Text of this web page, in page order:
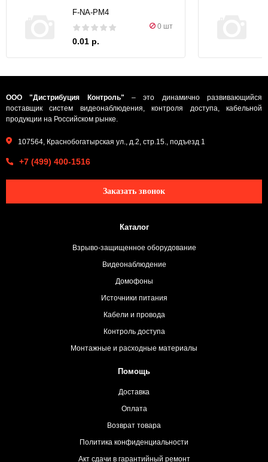
F-NA-PM4
0 шт
0.01 р.
ООО "Дистрибуция Контроль" – это динамично развивающийся
поставщик систем видеонаблюдения, контроля доступа, кабельной
продукции на Российском рынке.
107564, Краснобогатырская ул., д.2, стр.15., подъезд 1
+7 (499) 400-1516
Заказать звонок
Каталог
Взрыво-защищенное оборудование
Видеонаблюдение
Домофоны
Источники питания
Кабели и провода
Контроль доступа
Монтажные и расходные материалы
Помощь
Доставка
Оплата
Возврат товара
Политика конфиденциальности
Акт сдачи в гарантийный ремонт